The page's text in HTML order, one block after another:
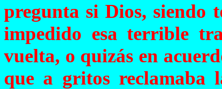
pregunta si Dios, siendo
impedido esa terrible
vuelta, o quizás en
que a gritos reclamaba